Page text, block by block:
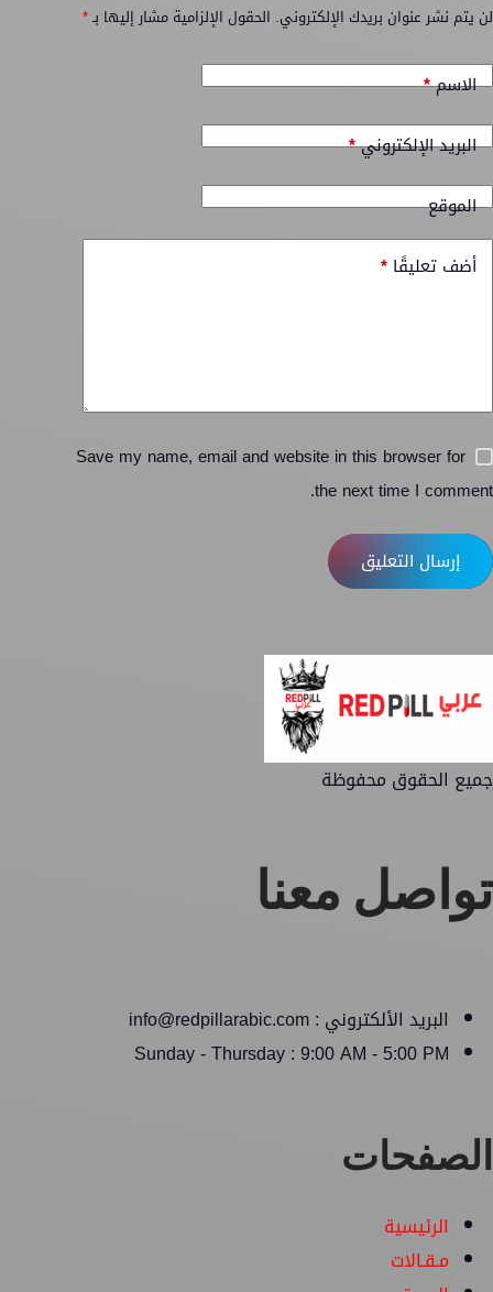
لن يتم نشر عنوان بريدك الإلكتروني. الحقول الإلزامية مشار إليها بـ*
الاسم*
البريد الإلكتروني*
الموقع
أضف تعليقًا *
Save my name, email and website in this browser for
the next time I comment.
إرسال التعليق
جميع الحقوق محفوظة
تواصل معنا
البريد الألكتروني : info@redpillarabic.com
Sunday - Thursday : 9:00 AM - 5:00 PM
الصفحات
الرئيسية
مـقـالات